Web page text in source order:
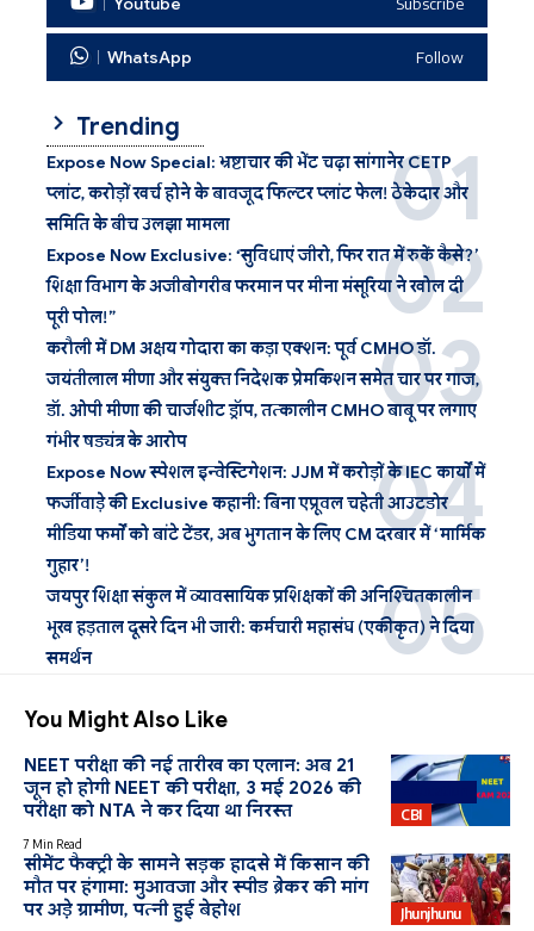
WhatsApp Follow
Trending
Expose Now Special: भ्रष्टाचार की भेंट चढ़ा सांगानेर CETP
प्लांट, करोड़ों खर्च होने के बावजूद फिल्टर प्लांट फेल! ठेकेदार और
समिति के बीच उलझा मामला
Expose Now Exclusive: ‘सुविधाएं जीरो, फिर रात में रुकें कैसे?’
शिक्षा विभाग के अजीबोगरीब फरमान पर मीना मंसूरिया ने खोल दी
पूरी पोल!”
करौली में DM अक्षय गोदारा का कड़ा एक्शन: पूर्व CMHO डॉ.
जयंतीलाल मीणा और संयुक्त निदेशक प्रेमकिशन समेत चार पर गाज,
डॉ. ओपी मीणा की चार्जशीट ड्रॉप, तत्कालीन CMHO बाबू पर लगाए
गंभीर षड्यंत्र के आरोप
Expose Now स्पेशल इन्वेस्टिगेशन: JJM में करोड़ों के IEC कार्यों में
फर्जीवाड़े की Exclusive कहानी: बिना एप्रूवल चहेती आउटडोर
मीडिया फर्मों को बांटे टेंडर, अब भुगतान के लिए CM दरबार में ‘मार्मिक
गुहार’!
जयपुर शिक्षा संकुल में व्यावसायिक प्रशिक्षकों की अनिश्चितकालीन
भूख हड़ताल दूसरे दिन भी जारी: कर्मचारी महासंघ (एकीकृत) ने दिया
समर्थन
You Might Also Like
CBI
NEET परीक्षा की नई तारीख का एलान: अब 21
जून हो होगी NEET की परीक्षा, 3 मई 2026 की
परीक्षा को NTA ने कर दिया था निरस्त
7 Min Read
Jhunjhunu
सीमेंट फैक्ट्री के सामने सड़क हादसे में किसान की
मौत पर हंगामा: मुआवजा और स्पीड ब्रेकर की मांग
पर अड़े ग्रामीण, पत्नी हुई बेहोश